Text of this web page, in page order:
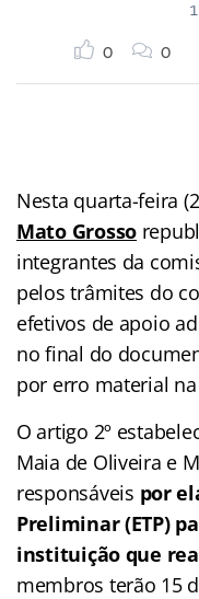
0 0
Nesta quarta-feira
Mato Grosso
integrantes da
pelos trâmites do
efetivos de apoio
no final do
por erro material
O artigo 2º
Maia de Oliveira e
responsáveis por
Preliminar (ETP)
instituição que
membros terão 15